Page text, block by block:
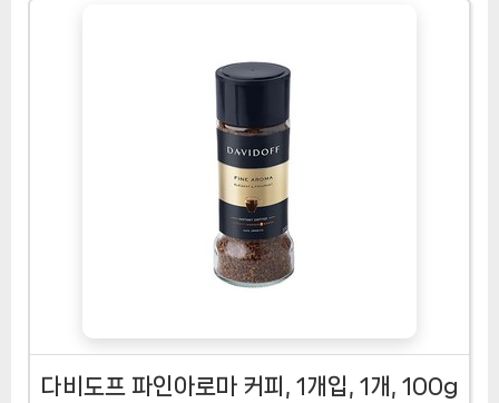
다비도프 파인아로마 커피, 1개입, 1개, 100g